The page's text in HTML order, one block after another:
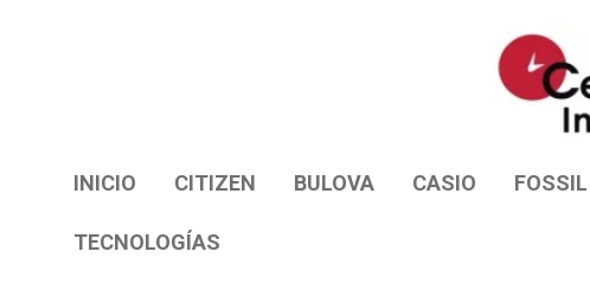
INICIO CITIZEN BULOVA CASIO FOSSIL
TECNOLOGÍAS